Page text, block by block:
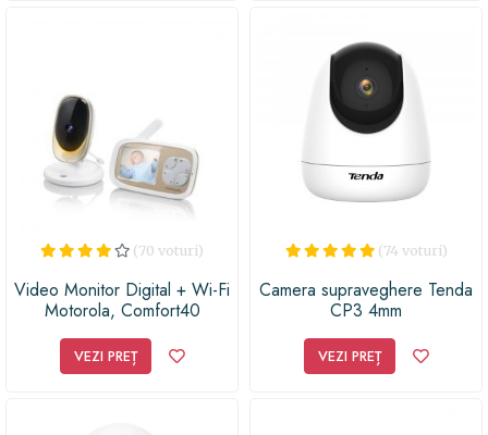
(70 voturi)
Video Monitor Digital + Wi-Fi
Motorola, Comfort40
VEZI PREȚ
(74 voturi)
Camera supraveghere Tenda
CP3 4mm
VEZI PREȚ